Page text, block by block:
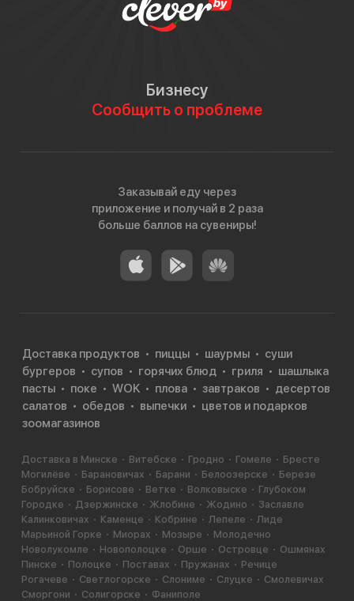
Бизнесу
Сообщить о проблеме
Заказывай еду через
приложение и получай в 2 раза
больше баллов на сувениры!
Доставка продуктов пиццы шаурмы
суши
бургеров
супов горячих блюд гриля
шашлыка
пасты
поке WOK плова завтраков
десертов
салатов
обедов выпечки
цветов и подарков
зоомагазинов
Доставка в Минске Витебске Гродно Гомеле
Бресте
Могилёве
Барановичах Барани Белоозерске
Березе
Бобруйске
Борисове Ветке Волковыске
Глубоком
Городке
Дзержинске Жлобине Жодино
Заславле
Калинковичах
Каменце Кобрине Лепеле
Лиде
Марьиной Горке
Миорах Мозыре
Молодечно
Новолукомле
Новополоцке Орше Островце
Ошмянах
Пинске
Полоцке Поставах Пружанах
Речице
Рогачеве
Светлогорске Слониме Слуцке
Смолевичах
Сморгони
Солигорске Фаниполе